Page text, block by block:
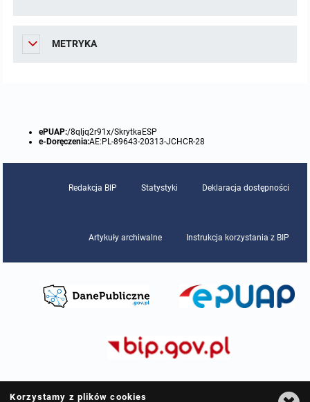
METRYKA
ePUAP:/8qljq2r91x/SkrytkaESP
e-Doręczenia:AE:PL-89643-20313-JCHCR-28
Redakcja BIP Statystyki Deklaracja dostępności
Artykuły archiwalne Instrukcja korzystania z BIP
Korzystamy z plików cookies